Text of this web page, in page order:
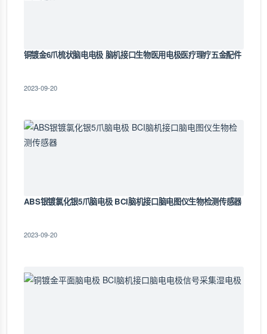
铜镀金6爪梳状脑电电极 脑机接口生物医用电极医疗理疗五金配件
2023-09-20
ABS银镀氯化银5爪脑电极 BCI脑机接口脑电图仪生物检测传感器
2023-09-20